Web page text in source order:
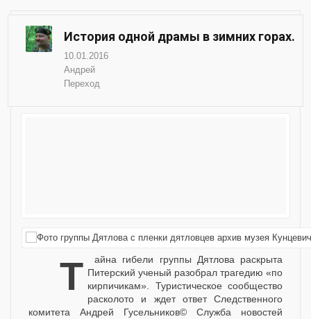
История одной драмы в зимних горах.
10.01.2016
Андрей
Переход
Тайна гибели группы Дятлова раскрыта Питерский ученый разобрал трагедию «по
кирпичикам». Туристическое сообщество
расколото и ждет ответ Следственного
комитета Андрей Гусельников© Служба новостей